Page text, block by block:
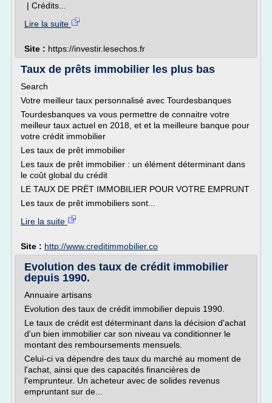
| Crédits...
Lire la suite
Site : https://investir.lesechos.fr
Taux de prêts immobilier les plus bas
Search
Votre meilleur taux personnalisé avec Tourdesbanques
Tourdesbanques va vous permettre de connaitre votre
meilleur taux actuel en 2018, et et la meilleure banque pour
votre crédit immobilier
Les taux de prêt immobilier
Les taux de prêt immobilier : un élément déterminant dans
le coût global du crédit
LE TAUX DE PRËT IMMOBILIER POUR VOTRE EMPRUNT
Les taux de prêt immobiliers sont...
Lire la suite
Site : http://www.creditimmobilier.co
Evolution des taux de crédit immobilier
depuis 1990.
Annuaire artisans
Evolution des taux de crédit immobilier depuis 1990.
Le taux de crédit est déterminant dans la décision d'achat
d'un bien immobilier car son niveau va conditionner le
montant des remboursements mensuels.
Celui-ci va dépendre des taux du marché au moment de
l'achat, ainsi que des capacités financières de
l'emprunteur. Un acheteur avec de solides revenus
empruntant sur de...